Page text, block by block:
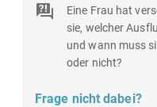
Eine Frau hat
sie, welcher
und wann muss
oder nicht?
Frage nicht dabei?